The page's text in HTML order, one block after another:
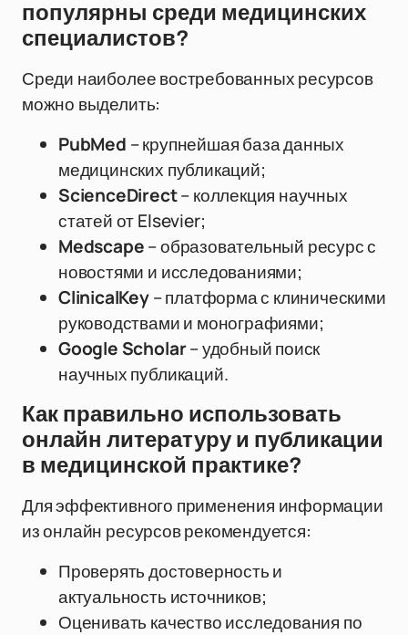
популярны среди медицинских
специалистов?
Среди наиболее востребованных ресурсов
можно выделить:
PubMed – крупнейшая база данных
медицинских публикаций;
ScienceDirect– коллекция научных
статей от Elsevier;
Medscape– образовательный ресурс с
новостями и исследованиями;
ClinicalKey– платформа с клиническими
руководствами и монографиями;
Google Scholar– удобный поиск
научных публикаций.
Как правильно использовать
онлайн литературу и публикации
в медицинской практике?
Для эффективного применения информации
из онлайн ресурсов рекомендуется:
Проверять достоверность и
актуальность источников;
Оценивать качество исследования по